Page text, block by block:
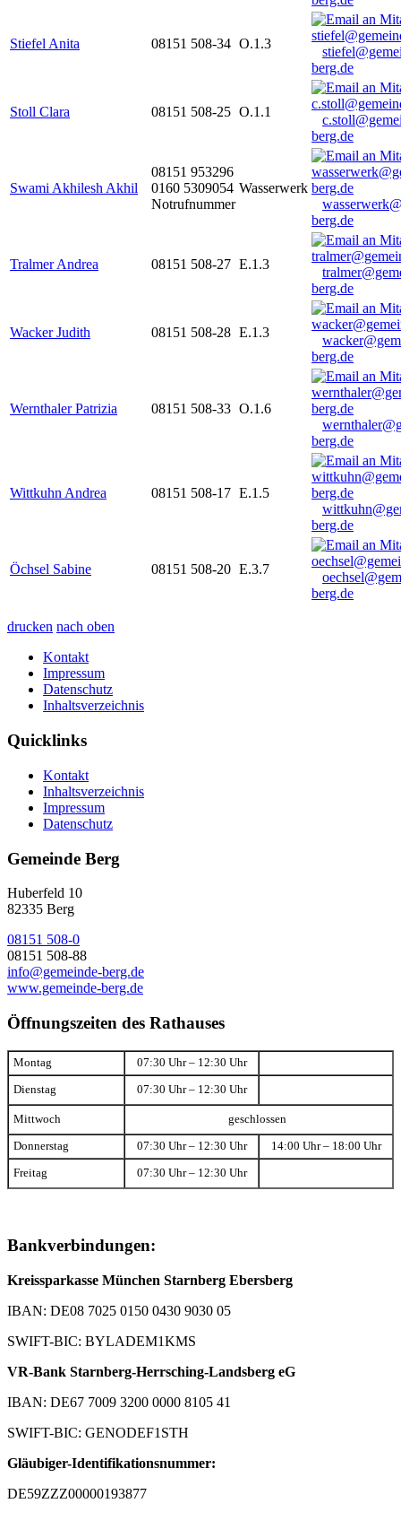
Stiefel Anita 08151 508-34 O.1.3
berg.de
Stoll Clara 08151 508-25 O.1.1
berg.de
Swami Akhilesh Akhil
08151 953296
0160 5309054
Notrufnummer
Wasserwerk
berg.de
Tralmer Andrea 08151 508-27 E.1.3
berg.de
Wacker Judith 08151 508-28 E.1.3
berg.de
Wernthaler Patrizia 08151 508-33 O.1.6
berg.de
Wittkuhn Andrea 08151 508-17 E.1.5
berg.de
Öchsel Sabine 08151 508-20 E.3.7
berg.de
drucken nach oben
Kontakt
Impressum
Datenschutz
Inhaltsverzeichnis
Quicklinks
Kontakt
Inhaltsverzeichnis
Impressum
Datenschutz
Gemeinde Berg
Huberfeld 10
82335 Berg
08151 508-0
08151 508-88
info@gemeinde-berg.de
www.gemeinde-berg.de
Öffnungszeiten des Rathauses
Montag 07:30 Uhr – 12:30 Uhr
Dienstag 07:30 Uhr – 12:30 Uhr
Mittwoch geschlossen
Donnerstag 07:30 Uhr – 12:30 Uhr 14:00 Uhr – 18:00 Uhr
Freitag 07:30 Uhr – 12:30 Uhr
Bankverbindungen:
Kreissparkasse München Starnberg Ebersberg
IBAN: DE08 7025 0150 0430 9030 05
SWIFT-BIC: BYLADEM1KMS
VR-Bank Starnberg-Herrsching-Landsberg eG
IBAN: DE67 7009 3200 0000 8105 41
SWIFT-BIC: GENODEF1STH
Gläubiger-Identifikationsnummer:
DE59ZZZ00000193877